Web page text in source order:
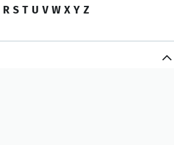
R S T U V W X Y Z